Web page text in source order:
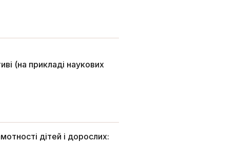
(на прикладі наукових
дітей і дорослих: